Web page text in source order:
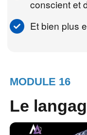
conscient et
Et bien plus
MODULE 16
Le